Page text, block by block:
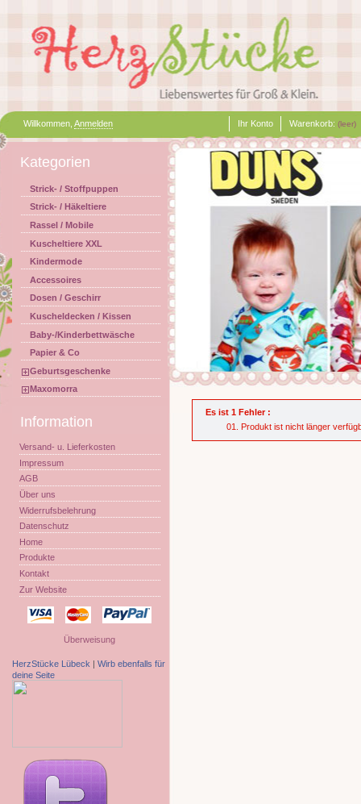
Willkommen,Anmelden Warenkorb: (leer)
Ihr Konto
Kategorien
Strick- / Stoffpuppen
Strick- / Häkeltiere
Rassel / Mobile
Kuscheltiere XXL
Kindermode
Accessoires
Dosen / Geschirr
Kuscheldecken / Kissen
Baby-/Kinderbettwäsche
Papier & Co
Geburtsgeschenke
Maxomorra
Information
Versand- u. Lieferkosten
Impressum
AGB
Über uns
Widerrufsbelehrung
Datenschutz
Home
Produkte
Kontakt
Zur Website
Überweisung
HerzStücke Lübeck
Wirb ebenfalls für
deine Seite
Es ist 1 Fehler :
Produkt ist nicht länger